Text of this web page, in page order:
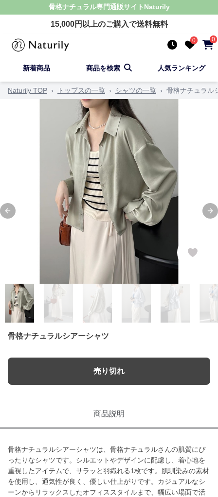
骨格ナチュラル専門通販サイト Naturily
15,000円以上のご購入で送料無料
0 0
新着商品 商品を検索 人気ランキング
Naturily TOP › トップスの一覧 › シャツの一覧 › 骨格ナチュラル
Previous slide
骨格ナチュラルシアーシャツ
売り切れ
商品説明
骨格ナチュラルシアーシャツは、骨格ナチュラルさんの肌質にぴ
ったりなシャツです。シルエットやデザインに配慮し、着心地を
重視したアイテムで、サラッと羽織れる1枚です。肌馴染みの素材
を使用し、通気性が良く、優しい仕上がりです。カジュアルなシ
ーンからリラックスしたオフィススタイルまで、幅広い場面で活